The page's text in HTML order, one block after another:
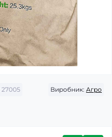
27005 Виробник: Агро